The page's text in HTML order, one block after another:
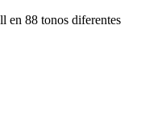
en 88 tonos diferentes